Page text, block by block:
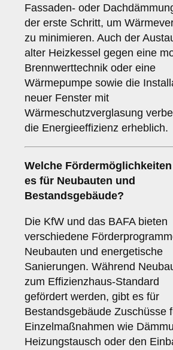
Fassaden- oder
der erste Schritt, um
zu minimieren. Auch der
alter Heizkessel gegen eine
Brennwerttechnik oder eine
Wärmepumpe sowie die
neuer Fenster mit
Wärmeschutzverglasung
die Energieeffizienz erheblich.
Welche
es für Neubauten und
Bestandsgebäude?
Die KfW und das BAFA bieten
verschiedene
Neubauten und energetische
Sanierungen. Während
zum Effizienzhaus-Standard
gefördert werden, gibt es für
Bestandsgebäude Zuschüsse
Einzelmaßnahmen wie
Heizungstausch oder den